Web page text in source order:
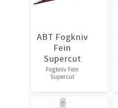
ABT Fogkniv
Fein
Supercut
Fogkniv Fein
Supercut